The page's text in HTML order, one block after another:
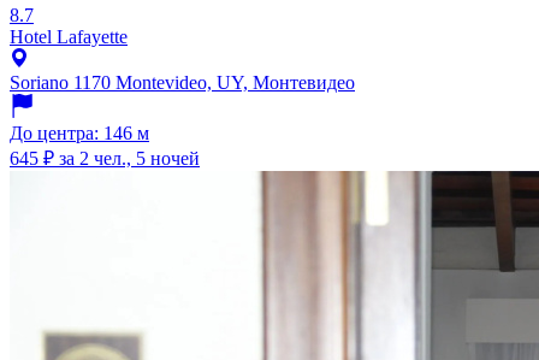
8.7
Hotel Lafayette
Soriano 1170 Montevideo, UY, Монтевидео
До центра: 146 м
645 ₽ за 2 чел., 5 ночей